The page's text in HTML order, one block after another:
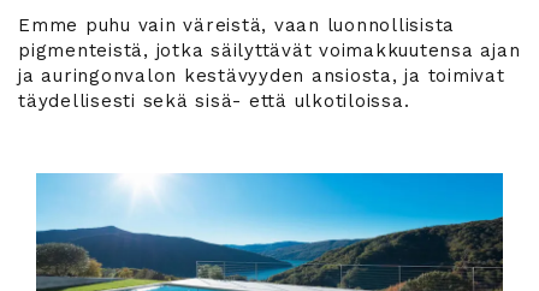
Emme puhu vain väreistä, vaan luonnollisista
pigmenteistä, jotka säilyttävät voimakkuutensa ajan
ja auringonvalon kestävyyden ansiosta, ja toimivat
täydellisesti sekä sisä- että ulkotiloissa.